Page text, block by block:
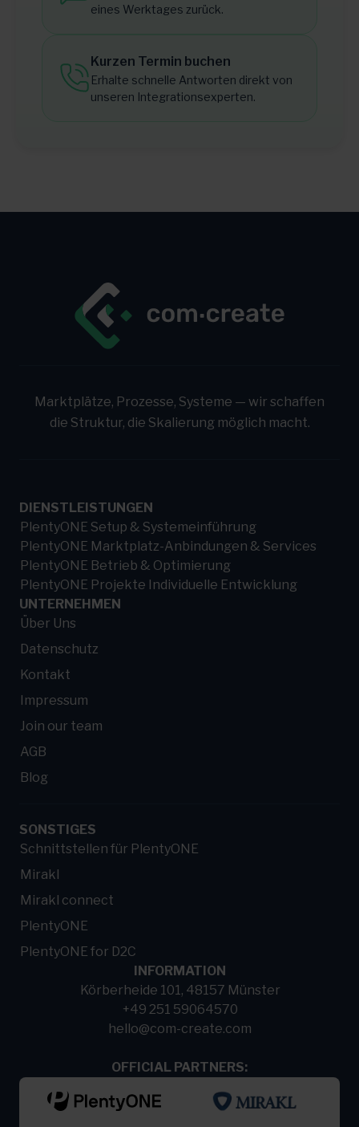
eines Werktages zurück.
Kurzen Termin buchen
Erhalte schnelle Antworten direkt von
unseren Integrationsexperten.
Marktplätze, Prozesse, Systeme — wir schaffen
die Struktur, die Skalierung möglich macht.
DIENSTLEISTUNGEN
PlentyONE Setup & Systemeinführung
PlentyONE Marktplatz-Anbindungen & Services
PlentyONE Betrieb & Optimierung
PlentyONE Projekte Individuelle Entwicklung
UNTERNEHMEN
Über Uns
Datenschutz
Kontakt
Impressum
Join our team
AGB
Blog
SONSTIGES
Schnittstellen für PlentyONE
Mirakl
Mirakl connect
PlentyONE
PlentyONE for D2C
INFORMATION
Körberheide 101, 48157 Münster
+49 251 59064570
hello@com-create.com
OFFICIAL PARTNERS: